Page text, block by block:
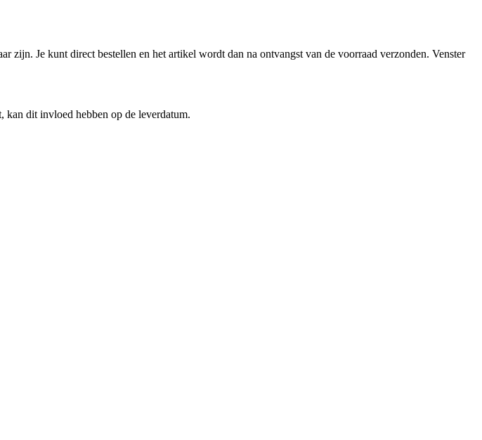
zijn. Je kunt direct bestellen en het artikel wordt dan na ontvangst van de voorraad verzonden. Venster
dit invloed hebben op de leverdatum.